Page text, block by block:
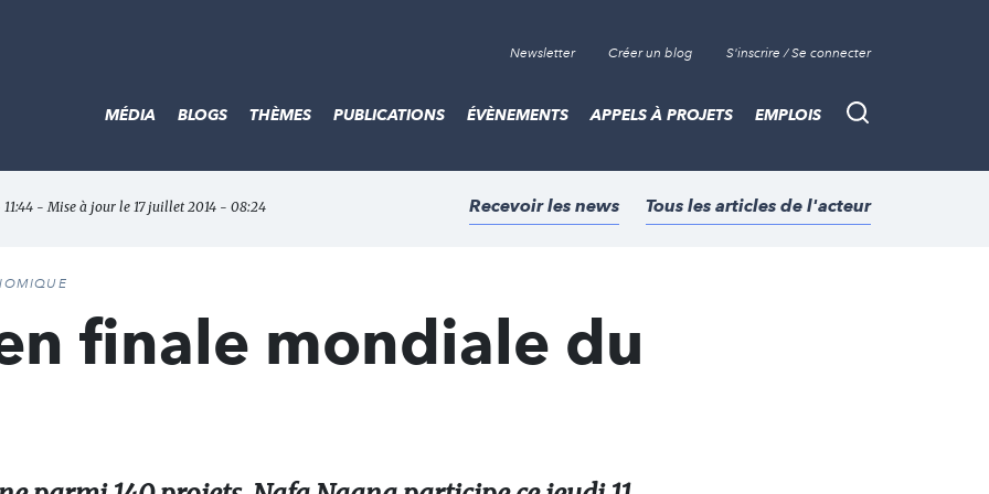
Newsletter Créer un blog S'inscrire / Se connecter
Recherche
MÉDIA BLOGS THÈMES PUBLICATIONS ÉVÈNEMENTS APPELS À PROJETS EMPLOIS
- Mise à jour le 17 juillet 2014 - 08:24 Recevoir les news Tous les articles de l'acteur
finale mondiale du